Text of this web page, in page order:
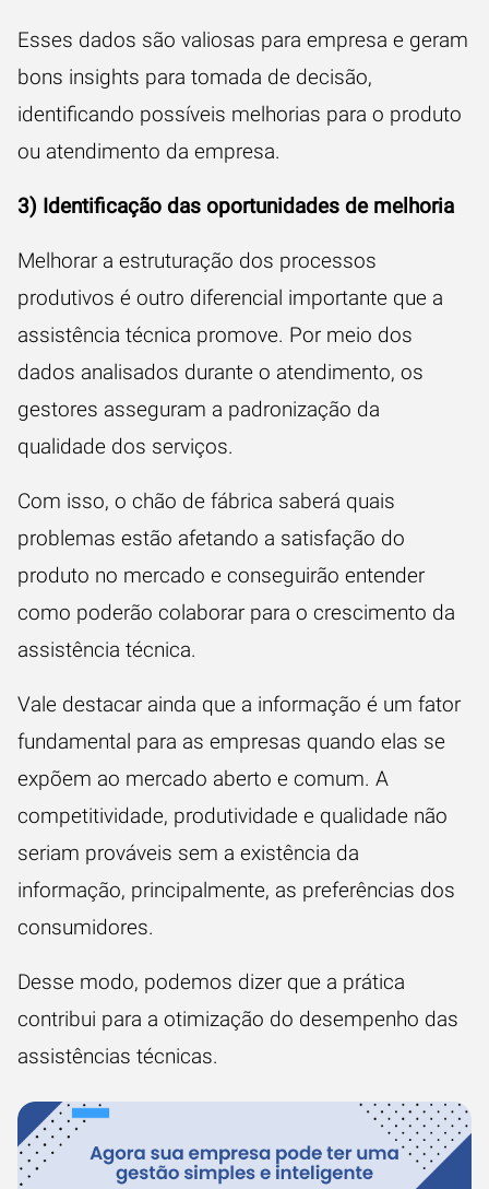
Esses dados são valiosas para empresa e geram
bons insights para tomada de decisão,
identificando possíveis melhorias para o produto
ou atendimento da empresa.
3) Identificação das oportunidades de melhoria
Melhorar a estruturação dos processos
produtivos é outro diferencial importante que a
assistência técnica promove. Por meio dos
dados analisados durante o atendimento, os
gestores asseguram a padronização da
qualidade dos serviços.
Com isso, o chão de fábrica saberá quais
problemas estão afetando a satisfação do
produto no mercado e conseguirão entender
como poderão colaborar para o crescimento da
assistência técnica.
Vale destacar ainda que a informação é um fator
fundamental para as empresas quando elas se
expõem ao mercado aberto e comum. A
competitividade, produtividade e qualidade não
seriam prováveis sem a existência da
informação, principalmente, as preferências dos
consumidores.
Desse modo, podemos dizer que a prática
contribui para a otimização do desempenho das
assistências técnicas.